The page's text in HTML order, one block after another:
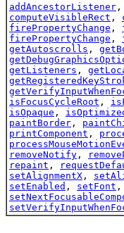
addAncestorListener ,
computeVisibleRect ,
firePropertyChange ,
firePropertyChange ,
getAutoscrolls ,
getListeners ,
isFocusCycleRoot ,
isOpaque ,
paintBorder ,
printComponent ,
removeNotify ,
repaint ,
setAlignmentX ,
setEnabled , setFont ,